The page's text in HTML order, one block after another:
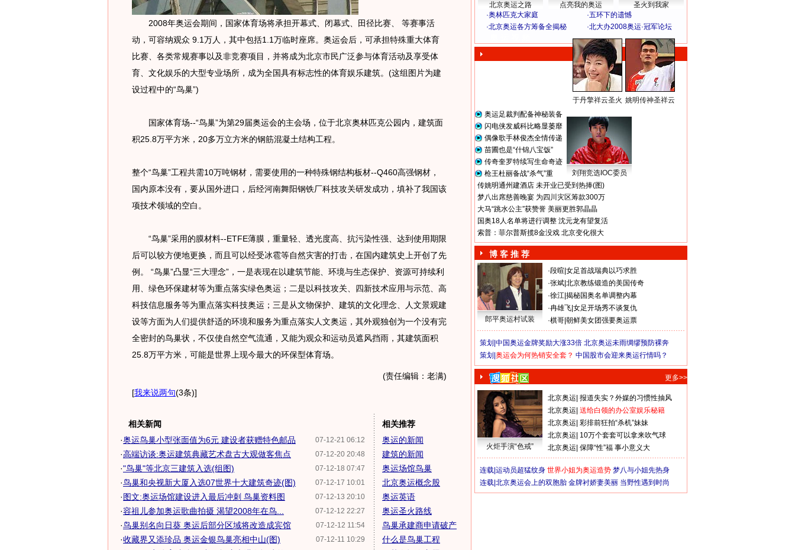
2008年奥运会期间，国家体育场将承担开幕式、闭幕式、田径比赛、 等赛事活
动，可容纳观众 9.1万人，其中包括1.1万临时座席。奥运会后，可承担特殊重大体育
比赛、各类常规赛事以及非竞赛项目，并将成为北京市民广泛参与体育活动及享受体
育、文化娱乐的大型专业场所，成为全国具有标志性的体育娱乐建筑。(这组图片为建
设过程中的“鸟巢”)
国家体育场--“鸟巢”为第29届奥运会的主会场，位于北京奥林匹克公园内，建筑面
积25.8万平方米，20多万立方米的钢筋混凝土结构工程。
整个“鸟巢”工程共需10万吨钢材，需要使用的一种特殊钢结构板材--Q460高强钢材，
国内原本没有，要从国外进口，后经河南舞阳钢铁厂科技攻关研发成功，填补了我国该
项技术领域的空白。
“鸟巢”采用的膜材料--ETFE薄膜，重量轻、透光度高、抗污染性强、达到使用期限
后可以较方便地更换，而且可以经受冰雹等自然灾害的打击，在国内建筑史上开创了先
例。 “鸟巢”凸显“三大理念”，一是表现在以建筑节能、环境与生态保护、资源可持续利
用、绿色环保建材等为重点落实绿色奥运；二是以科技攻关、四新技术应用与示范、高
科技信息服务等为重点落实科技奥运；三是从文物保护、建筑的文化理念、人文景观建
设等方面为人们提供舒适的环境和服务为重点落实人文奥运，其外观独创为一个没有完
全密封的鸟巢状，不仅使自然空气流通，又能为观众和运动员遮风挡雨，其建筑面积
25.8万平方米，可能是世界上现今最大的环保型体育场。
(责任编辑：老满)
[我来说两句(3条)]
相关新闻
07-12-21 06:12
·奥运鸟巢小型张面值为6元 建设者获赠特色邮品
07-12-20 20:48
·高端访谈:奥运建筑典藏艺术盘古大观做客焦点
07-12-18 07:47
·"鸟巢"等北京三建筑入选(组图)
07-12-17 10:01
·鸟巢和央视新大厦入选07世界十大建筑奇迹(图)
07-12-13 20:10
·图文:奥运场馆建设进入最后冲刺 鸟巢资料图
07-12-12 22:27
·容祖儿参加奥运歌曲拍摄 渴望2008年在鸟...
07-12-12 11:54
·鸟巢别名向日葵 奥运后部分区域将改造成宾馆
07-12-11 10:29
·收藏界又添珍品 奥运金银鸟巢亮相中山(图)
相关推荐
奥运的新闻
建筑的新闻
奥运场馆鸟巢
北京奥运概念股
奥运英语
奥运圣火路线
鸟巢承建商申请破产
什么是鸟巢工程
北京奥运之路 点亮我的奥运
圣火到我家
·奥林匹克大家庭 ·五环下的遗憾
·北京奥运各方筹备全揭秘 ·北大办2008奥运·冠军论坛
于丹擎祥云圣火 姚明传神圣祥云
奥运足裁判配备神秘装备
闪电侠发威科比略显萎靡
偶像歌手林俊杰全情传递
苗圃也是“什锦八宝饭”
传奇奎罗特续写生命奇迹
枪王杜丽备战“杀气”重
刘翔竞选IOC委员
传姚明通州建酒店 未开业已受到热捧(图)
梦八出席慈善晚宴 为四川灾区筹款300万
大马“跳水公主”获赞誉 美丽更胜郭晶晶
国奥18人名单将进行调整 沈元龙有望复活
索普：菲尔普斯揽8金没戏 北京变化很大
博 客 推 荐
郎平奥运村试装
·段暄 女足首战瑞典以巧求胜
·张斌 北京教练锻造的美国传奇
·徐江 揭秘国奥名单调整内幕
·冉雄飞 女足开场秀不谈复仇
·棋哥 朝鲜美女团强要奥运票
策划| 中国奥运金牌奖励大涨33倍 北京奥运未雨绸缪预防裸奔
策划| 奥运会为何热销安全套？ 中国股市会迎来奥运行情吗？
更多>>
火炬手演“色戒”
北京奥运 报道失实？外媒的习惯性抽风
北京奥运 送给白领的办公室娱乐秘籍
北京奥运 彩排前狂拍“杀机”妹妹
北京奥运 10万个套套可以拿来吹气球
北京奥运 保障“性”福 事小意义大
连载| 运动员超猛纹身 世界小姐为奥运造势 梦八与小姐先热身
连载| 北京奥运会上的双胞胎 金牌衬娇妻美丽 当野性遇到时尚